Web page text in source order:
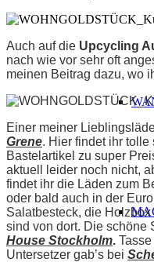
Auch auf die Upcycling
nach wie vor sehr oft
meinen Beitrag dazu, wo
Einer meiner
Grene. Hier findet ihr
Bastelartikel zu super
aktuell leider noch nicht,
findet ihr die Läden zum
oder bald auch in der
Salatbesteck, die
sind von dort. Die schöne
House Stockholm.
Untersetzer gab’s bei